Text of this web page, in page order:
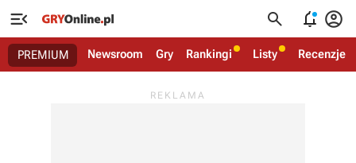
   
PREMIUM Newsroom Gry Rankingi Listy Recenzje